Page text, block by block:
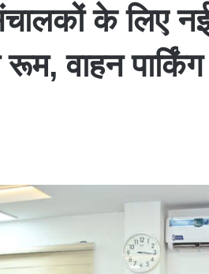
के लिए नई
वाहन